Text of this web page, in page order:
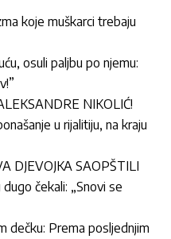
koje muškarci trebaju
osuli paljbu po njemu:
NIKOLIĆ!
u rijalitiju, na kraju
DJEVOJKA SAOPŠTILI
čekali: „Snovi se
dečku: Prema posljednjim